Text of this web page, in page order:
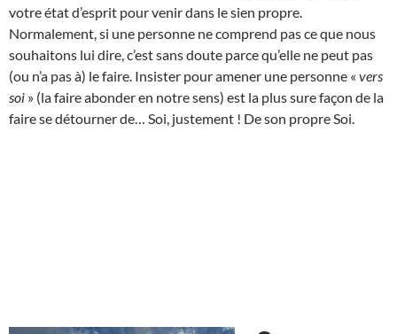
votre état d’esprit pour venir dans le sien propre.
Normalement, si une personne ne comprend pas ce que nous
souhaitons lui dire, c’est sans doute parce qu’elle ne peut pas
(ou n’a pas à) le faire. Insister pour amener une personne « vers
soi » (la faire abonder en notre sens) est la plus sure façon de la
faire se détourner de… Soi, justement ! De son propre Soi.